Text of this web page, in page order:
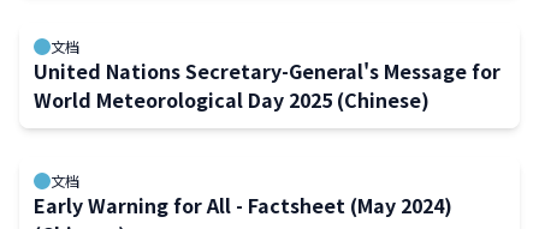
文档
United Nations Secretary-General's Message for
World Meteorological Day 2025 (Chinese)
文档
Early Warning for All - Factsheet (May 2024)